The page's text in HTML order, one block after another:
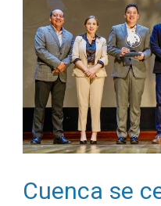
Cuenca se
como
nueva
capital
culinaria